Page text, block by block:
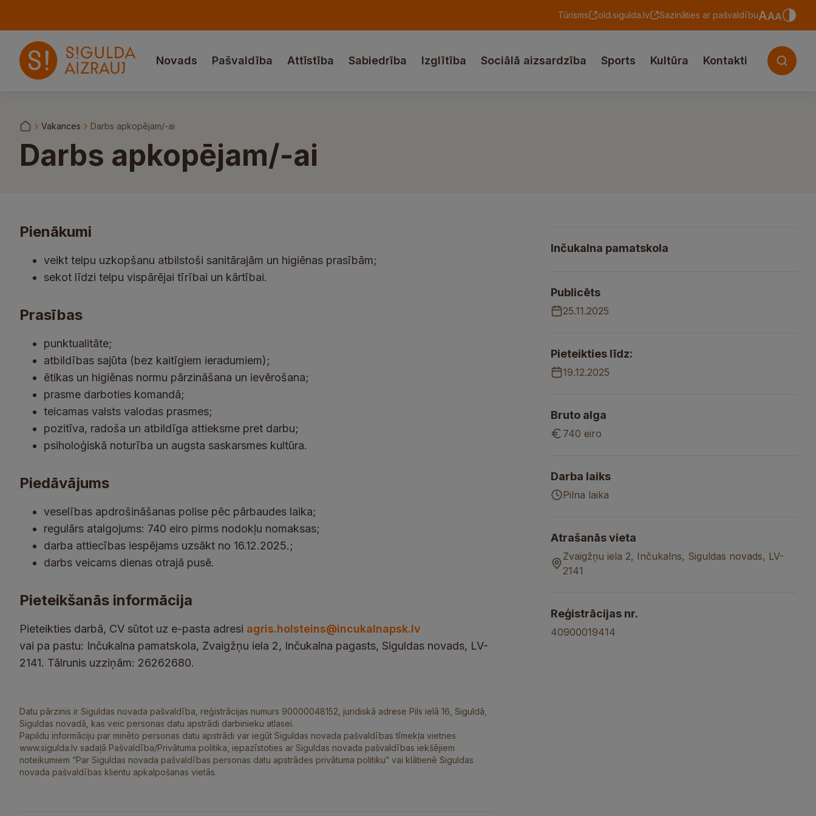
Tūrisms old.sigulda.lv Sazināties ar pašvaldību
Novads Pašvaldība Attīstība Sabiedrība Izglītība Sociālā aizsardzība Sports Kultūra Kontakti
Vakances Darbs apkopējam/-ai
Darbs apkopējam/-ai
Pienākumi
veikt telpu uzkopšanu atbilstoši sanitārajām un higiēnas prasībām;
sekot līdzi telpu vispārējai tīrībai un kārtībai.
Prasības
punktualitāte;
atbildības sajūta (bez kaitīgiem ieradumiem);
ētikas un higiēnas normu pārzināšana un ievērošana;
prasme darboties komandā;
teicamas valsts valodas prasmes;
pozitīva, radoša un atbildīga attieksme pret darbu;
psiholoģiskā noturība un augsta saskarsmes kultūra.
Piedāvājums
veselības apdrošināšanas polise pēc pārbaudes laika;
regulārs atalgojums: 740 eiro pirms nodokļu nomaksas;
darba attiecības iespējams uzsākt no 16.12.2025.;
darbs veicams dienas otrajā pusē.
Pieteikšanās informācija
Pieteikties darbā, CV sūtot uz e-pasta adresi agris.holsteins@incukalnapsk.lv
vai pa pastu: Inčukalna pamatskola, Zvaigžņu iela 2, Inčukalna pagasts, Siguldas novads, LV-
2141. Tālrunis uzziņām: 26262680.
Datu pārzinis ir Siguldas novada pašvaldība, reģistrācijas numurs 90000048152, juridiskā adrese Pils ielā 16, Siguldā,
Siguldas novadā, kas veic personas datu apstrādi darbinieku atlasei.
Papildu informāciju par minēto personas datu apstrādi var iegūt Siguldas novada pašvaldības tīmekļa vietnes
www.sigulda.lv sadaļā Pašvaldība/Privātuma politika, iepazīstoties ar Siguldas novada pašvaldības iekšējiem
noteikumiem “Par Siguldas novada pašvaldības personas datu apstrādes privātuma politiku” vai klātienē Siguldas
novada pašvaldības klientu apkalpošanas vietās.
Inčukalna pamatskola
Publicēts
25.11.2025
Pieteikties līdz:
19.12.2025
Bruto alga
740 eiro
Darba laiks
Pilna laika
Atrašanās vieta
Zvaigžņu iela 2, Inčukalns, Siguldas novads, LV-
2141
Reģistrācijas nr.
40900019414